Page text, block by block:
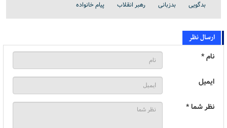
بدگویی بدزبانی رهبر انقلاب پیام خانواده
ارسال نظر
نام *
ایمیل
نظر شما *